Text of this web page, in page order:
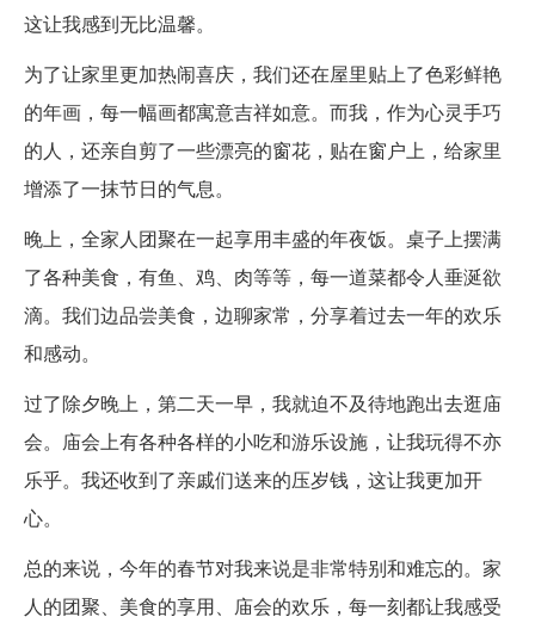
这让我感到无比温馨。
为了让家里更加热闹喜庆，我们还在屋里贴上了色彩鲜艳
的年画，每一幅画都寓意吉祥如意。而我，作为心灵手巧
的人，还亲自剪了一些漂亮的窗花，贴在窗户上，给家里
增添了一抹节日的气息。
晚上，全家人团聚在一起享用丰盛的年夜饭。桌子上摆满
了各种美食，有鱼、鸡、肉等等，每一道菜都令人垂涎欲
滴。我们边品尝美食，边聊家常，分享着过去一年的欢乐
和感动。
过了除夕晚上，第二天一早，我就迫不及待地跑出去逛庙
会。庙会上有各种各样的小吃和游乐设施，让我玩得不亦
乐乎。我还收到了亲戚们送来的压岁钱，这让我更加开
心。
总的来说，今年的春节对我来说是非常特别和难忘的。家
人的团聚、美食的享用、庙会的欢乐，每一刻都让我感受